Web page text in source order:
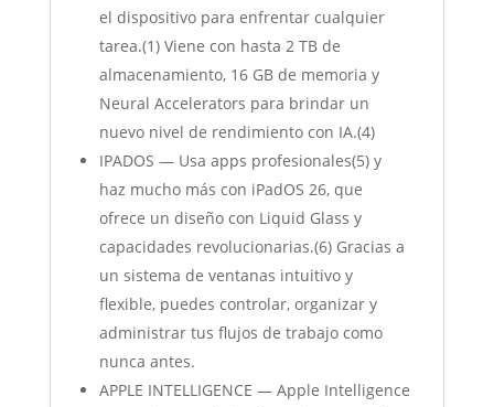
el dispositivo para enfrentar cualquier
tarea.(1) Viene con hasta 2 TB de
almacenamiento, 16 GB de memoria y
Neural Accelerators para brindar un
nuevo nivel de rendimiento con IA.(4)
IPADOS — Usa apps profesionales(5) y
haz mucho más con iPadOS 26, que
ofrece un diseño con Liquid Glass y
capacidades revolucionarias.(6) Gracias a
un sistema de ventanas intuitivo y
flexible, puedes controlar, organizar y
administrar tus flujos de trabajo como
nunca antes.
APPLE INTELLIGENCE — Apple Intelligence